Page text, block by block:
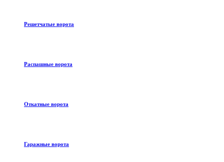
Решетчатые ворота
Распашные ворота
Откатные ворота
Гаражные ворота